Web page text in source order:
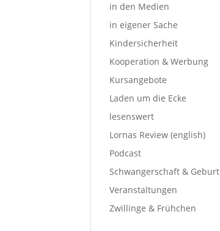
in den Medien
in eigener Sache
Kindersicherheit
Kooperation & Werbung
Kursangebote
Laden um die Ecke
lesenswert
Lornas Review (english)
Podcast
Schwangerschaft & Geburt
Veranstaltungen
Zwillinge & Frühchen